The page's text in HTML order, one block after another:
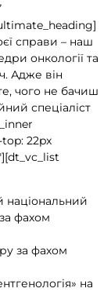
справи – наш
онкології та
Адже він
чого не бачиш
спеціаліст
22px
національний
фахом
за фахом
на